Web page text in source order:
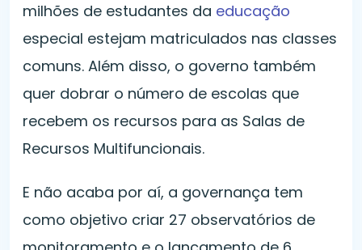
milhões de estudantes da educação
especial estejam matriculados nas classes
comuns. Além disso, o governo também
quer dobrar o número de escolas que
recebem os recursos para as Salas de
Recursos Multifuncionais.
E não acaba por aí, a governança tem
como objetivo criar 27 observatórios de